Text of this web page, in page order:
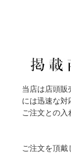
当店は店頭販
には迅速な対
ご注文との入
ご注文を頂戴